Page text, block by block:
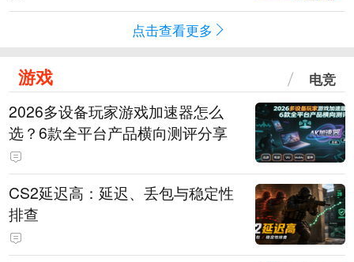
点击查看更多
游戏 电竞
2026多设备玩家游戏加速器怎么
选？6款全平台产品横向测评分享
CS2延迟高：延迟、丢包与稳定性
排查